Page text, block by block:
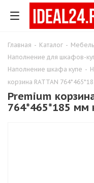
Главная - Каталог -
Наполнение для шкафов-
Наполнение шкафа купе -
корзина RATTAN
Premium
764*465*185 мм